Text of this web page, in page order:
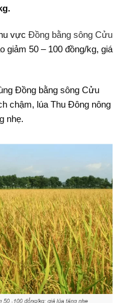
vực Đồng bằng sông Cửu
giảm 50 – 100 đồng/kg, giá
Đồng bằng sông Cửu
chậm, lúa Thu Đông nông
nhẹ.